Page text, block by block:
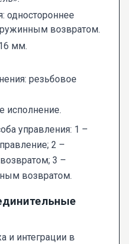
одностороннее
возвратом.
мм.
резьбовое
исполнение.
управления: 1 –
2 –
3 –
возвратом.
и интеграции в